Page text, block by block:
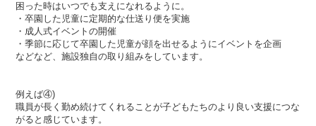
困った時はいつでも支えになれるように。
・卒園した児童に定期的な仕送り便を実施
・成人式イベントの開催
・季節に応じて卒園した児童が顔を出せるようにイベントを企画
などなど、施設独自の取り組みをしています。
例えば④)
職員が長く勤め続けてくれることが子どもたちのより良い支援につな
がると感じています。